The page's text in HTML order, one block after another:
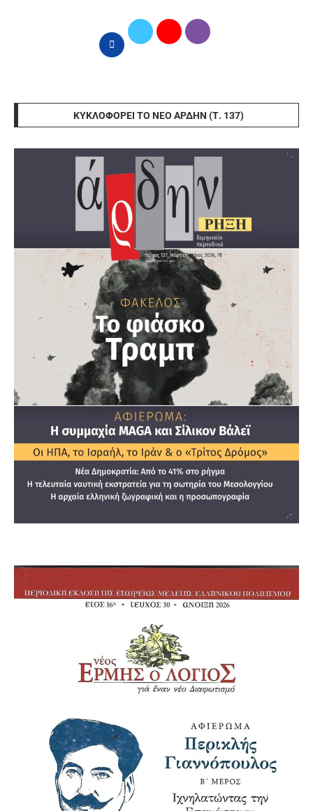
ΚΥΚΛΟΦΟΡΕΊ ΤΟ ΝΈΟ ΆΡΔΗΝ (Τ. 137)